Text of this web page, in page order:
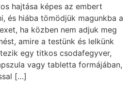
hajtása képes az embert
és hiába tömödjük magunkba a
ha közben nem adjuk meg
amire a testünk és lelkünk
egy titkos csodafegyver,
vagy tabletta formájában,
[…]